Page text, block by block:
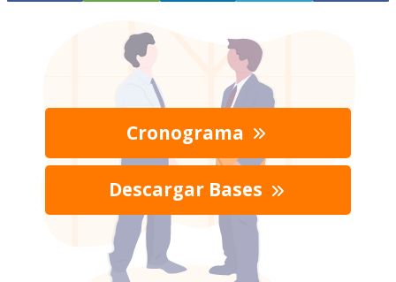
Cronograma
Descargar Bases